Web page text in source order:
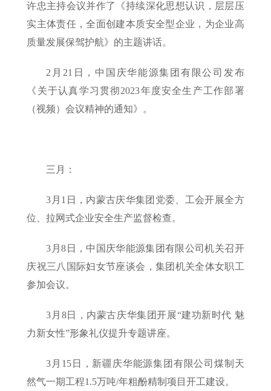
许忠主持会议并作了《持续深化思想认识，层层压
实主体责任，全面创建本质安全型企业，为企业高
质量发展保驾护航》的主题讲话。
2月21日，中国庆华能源集团有限公司发布
《关于认真学习贯彻2023年度安全生产工作部署
（视频）会议精神的通知》。
三月：
3月1日，内蒙古庆华集团党委、工会开展全方
位、拉网式企业安全生产监督检查。
3月8日，中国庆华能源集团有限公司机关召开
庆祝三八国际妇女节座谈会，集团机关全体女职工
参加会议。
3月8日，内蒙古庆华集团开展“建功新时代 魅
力新女性”形象礼仪提升专题讲座。
3月15日，新疆庆华能源集团有限公司煤制天
然气一期工程1.5万吨/年粗酚精制项目开工建设。